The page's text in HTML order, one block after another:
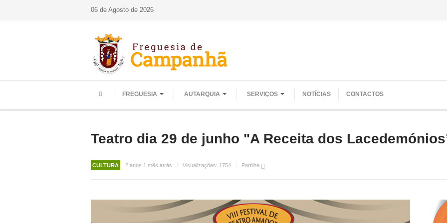
06 de Agosto de 2026
FREGUESIA AUTARQUIA SERVIÇOS NOTÍCIAS CONTACTOS
Teatro dia 29 de junho "A Receita dos
CULTURA 2 anos 1 mês atrás Visualizações: 1754 Partilhe